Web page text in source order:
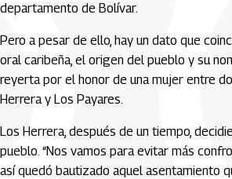
departamento de Bolívar.
Pero a pesar de ello, hay un dato que
oral caribeña, el origen del pueblo y su
reyerta por el honor de una mujer entre
Herrera y Los Payares.
Los Herrera, después de un tiempo,
pueblo. “Nos vamos para evitar más
así quedó bautizado aquel asentamiento